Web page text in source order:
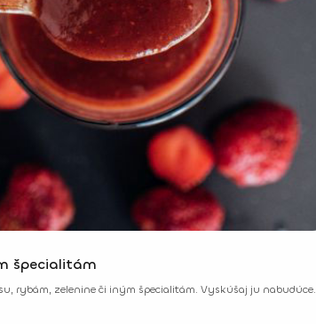
špecialitám
rybám, zelenine či iným špecialitám. Vyskúšaj ju nabudúce.